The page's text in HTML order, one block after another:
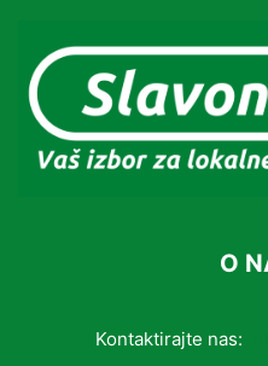
O
Kontaktirajte nas: